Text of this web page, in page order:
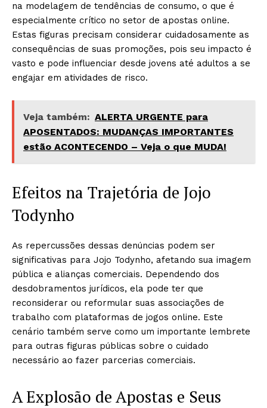
na modelagem de tendências de consumo, o que é
especialmente crítico no setor de apostas online.
Estas figuras precisam considerar cuidadosamente as
consequências de suas promoções, pois seu impacto é
vasto e pode influenciar desde jovens até adultos a se
engajar em atividades de risco.
Veja também: ALERTA URGENTE para
APOSENTADOS: MUDANÇAS IMPORTANTES
estão ACONTECENDO – Veja o que MUDA!
Efeitos na Trajetória de Jojo
Todynho
As repercussões dessas denúncias podem ser
significativas para Jojo Todynho, afetando sua imagem
pública e alianças comerciais. Dependendo dos
desdobramentos jurídicos, ela pode ter que
reconsiderar ou reformular suas associações de
trabalho com plataformas de jogos online. Este
cenário também serve como um importante lembrete
para outras figuras públicas sobre o cuidado
necessário ao fazer parcerias comerciais.
A Explosão de Apostas e Seus